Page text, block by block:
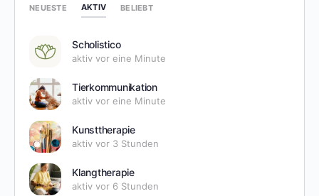
NEUESTE AKTIV BELIEBT
Scholistico
aktiv vor eine Minute
Tierkommunikation
aktiv vor eine Minute
Kunsttherapie
aktiv vor 3 Stunden
Klangtherapie
aktiv vor 6 Stunden